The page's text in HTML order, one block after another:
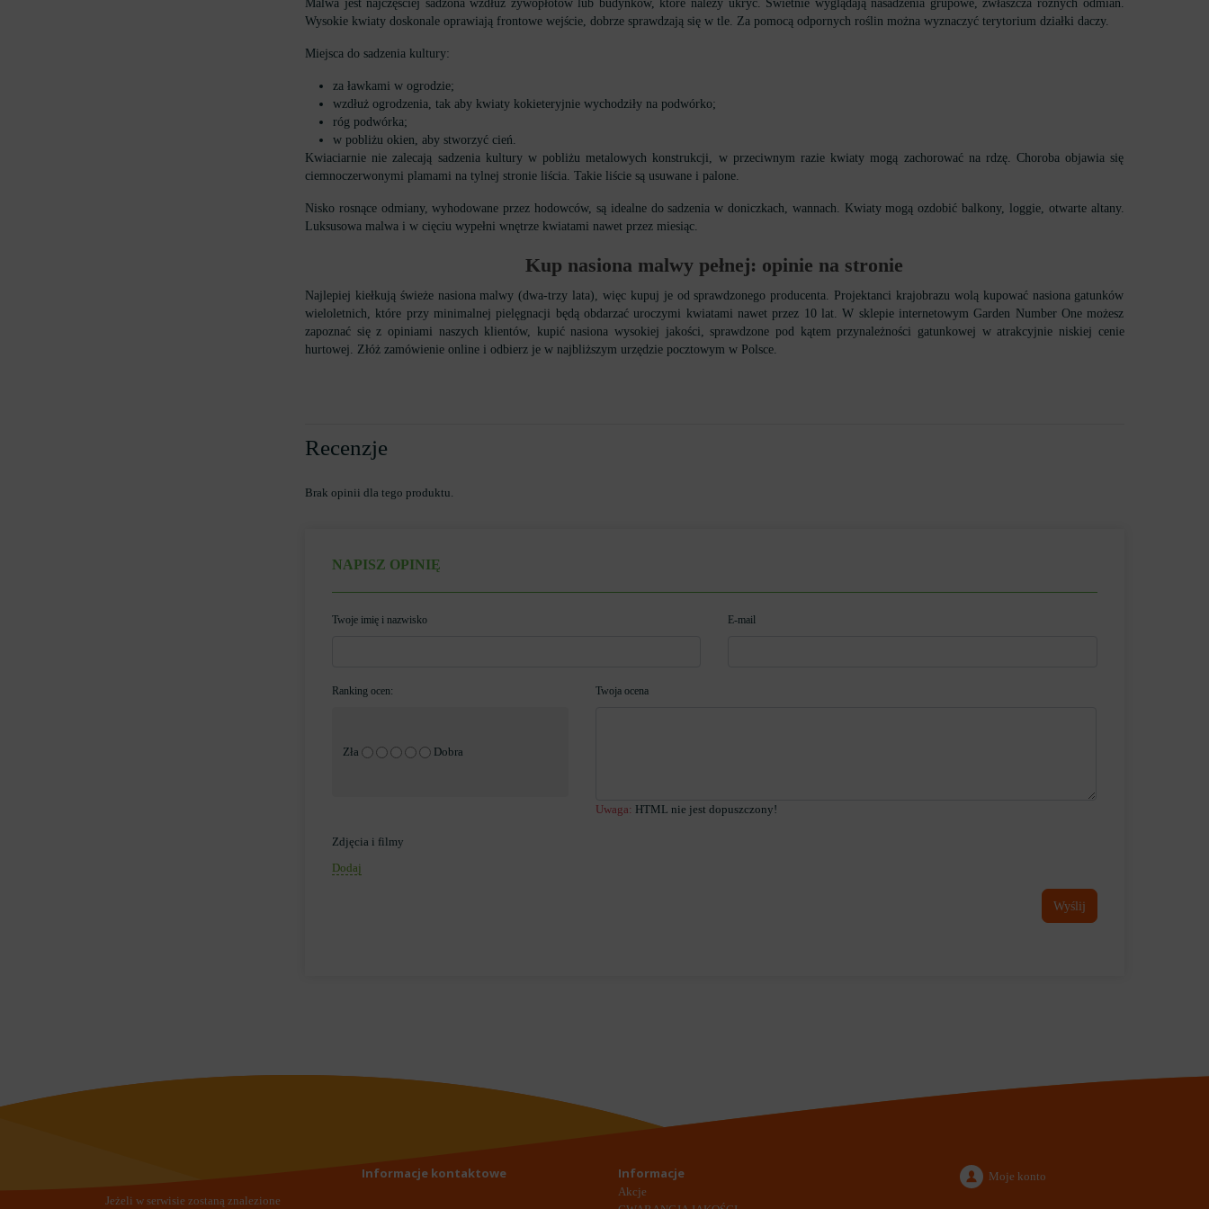
Malwa jest najczęściej sadzona wzdłuż żywopłotów lub budynków, które należy ukryć. Świetnie wyglądają nasadzenia grupowe, zwłaszcza różnych odmian.
Wysokie kwiaty doskonale oprawiają frontowe wejście, dobrze sprawdzają się w tle. Za pomocą odpornych roślin można wyznaczyć terytorium działki daczy.
Miejsca do sadzenia kultury:
za ławkami w ogrodzie;
wzdłuż ogrodzenia, tak aby kwiaty kokieteryjnie wychodziły na podwórko;
róg podwórka;
w pobliżu okien, aby stworzyć cień.
Kwiaciarnie nie zalecają sadzenia kultury w pobliżu metalowych konstrukcji, w przeciwnym razie kwiaty mogą zachorować na rdzę. Choroba objawia się
ciemnoczerwonymi plamami na tylnej stronie liścia. Takie liście są usuwane i palone.
Nisko rosnące odmiany, wyhodowane przez hodowców, są idealne do sadzenia w doniczkach, wannach. Kwiaty mogą ozdobić balkony, loggie, otwarte altany.
Luksusowa malwa i w cięciu wypełni wnętrze kwiatami nawet przez miesiąc.
Kup nasiona malwy pełnej: opinie na stronie
Najlepiej kiełkują świeże nasiona malwy (dwa-trzy lata), więc kupuj je od sprawdzonego producenta. Projektanci krajobrazu wolą kupować nasiona gatunków
wieloletnich, które przy minimalnej pielęgnacji będą obdarzać uroczymi kwiatami nawet przez 10 lat. W sklepie internetowym Garden Number One możesz
zapoznać się z opiniami naszych klientów, kupić nasiona wysokiej jakości, sprawdzone pod kątem przynależności gatunkowej w atrakcyjnie niskiej cenie
hurtowej. Złóż zamówienie online i odbierz je w najbliższym urzędzie pocztowym w Polsce.
Recenzje
Brak opinii dla tego produktu.
NAPISZ OPINIĘ
Twoje imię i nazwisko E-mail
Ranking ocen:
Zła Dobra
Twoja ocena
Uwaga: HTML nie jest dopuszczony!
Zdjęcia i filmy
Dodaj
Wyślij
Jeżeli w serwisie zostaną znalezione
Informacje kontaktowe Informacje
Akcje
Moje konto